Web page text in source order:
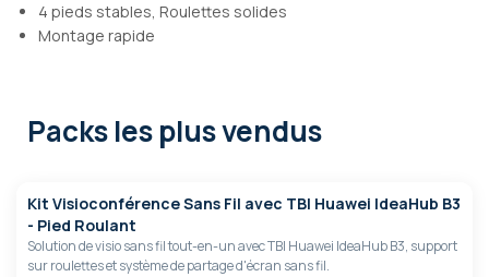
4 pieds stables, Roulettes solides
Montage rapide
Packs les plus vendus
Kit Visioconférence Sans Fil avec TBI Huawei IdeaHub B3
- Pied Roulant
Solution de visio sans fil tout-en-un avec TBI Huawei IdeaHub B3, support
sur roulettes et système de partage d'écran sans fil.